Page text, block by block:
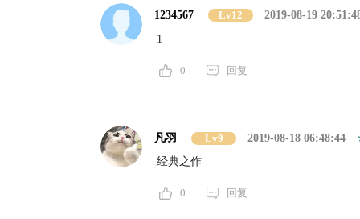
1234567 Lv12
2019-08-19
1
0 回复
凡羽 Lv9
2019-08-18 06:48:44
经典之作
0 回复